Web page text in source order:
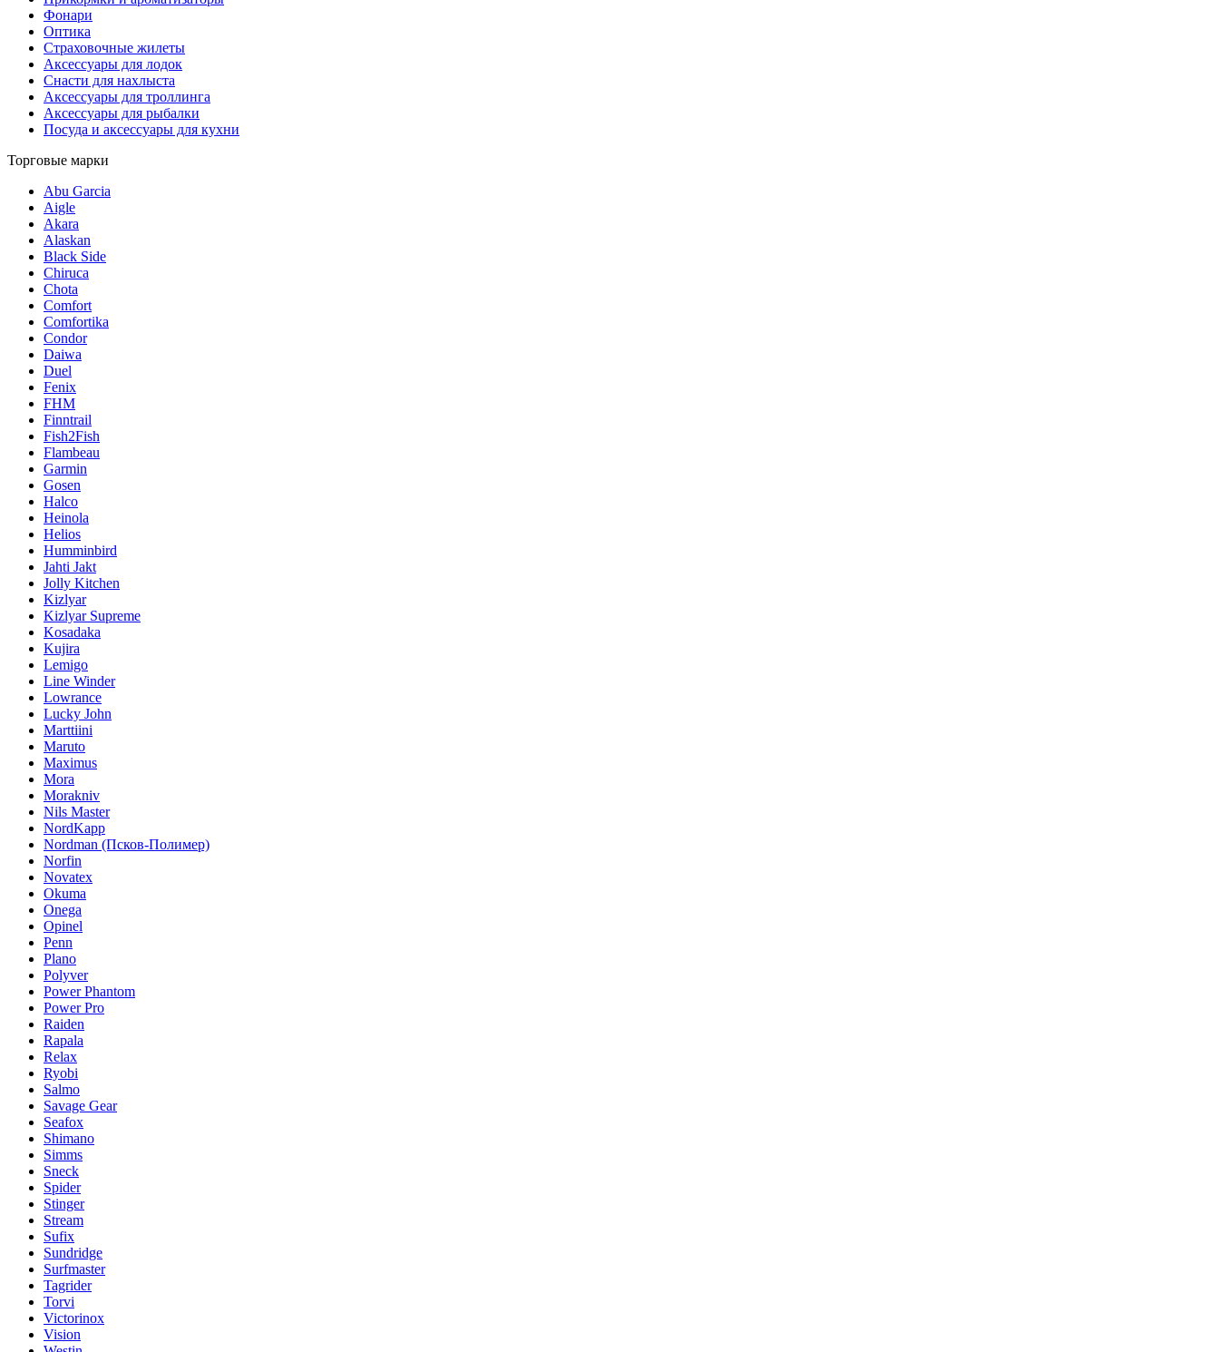
Фонари
Оптика
Страховочные жилеты
Аксессуары для лодок
Снасти для нахлыста
Аксессуары для троллинга
Аксессуары для рыбалки
Посуда и аксессуары для кухни
Торговые марки
Abu Garcia
Aigle
Akara
Alaskan
Black Side
Chiruca
Chota
Comfort
Comfortika
Condor
Daiwa
Duel
Fenix
FHM
Finntrail
Fish2Fish
Flambeau
Garmin
Gosen
Halco
Heinola
Helios
Humminbird
Jahti Jakt
Jolly Kitchen
Kizlyar
Kizlyar Supreme
Kosadaka
Kujira
Lemigo
Line Winder
Lowrance
Lucky John
Marttiini
Maruto
Maximus
Mora
Morakniv
Nils Master
NordKapp
Nordman (Псков-Полимер)
Norfin
Novatex
Okuma
Onega
Opinel
Penn
Plano
Polyver
Power Phantom
Power Pro
Raiden
Rapala
Relax
Ryobi
Salmo
Savage Gear
Seafox
Shimano
Simms
Sneck
Spider
Stinger
Stream
Sufix
Sundridge
Surfmaster
Tagrider
Torvi
Victorinox
Vision